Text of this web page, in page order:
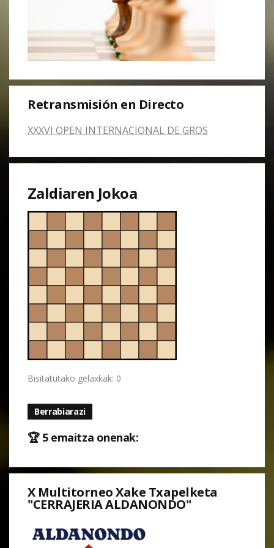
Retransmisión en Directo
XXXVI OPEN INTERNACIONAL DE GROS
Zaldiaren Jokoa
Bisitatutako gelaxkak: 0
Berrabiarazi
🏆 5 emaitza onenak:
X Multitorneo Xake Txapelketa
"CERRAJERIA ALDANONDO"